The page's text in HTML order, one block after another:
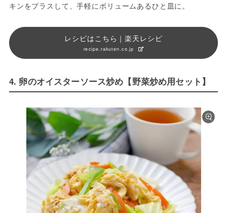
キンをプラスして、手軽にボリュームあるひと皿に。
レシピはこちら｜楽天レシピ
recipe.rakuten.co.jp
4. 卵のオイスターソース炒め【野菜炒め用セット】